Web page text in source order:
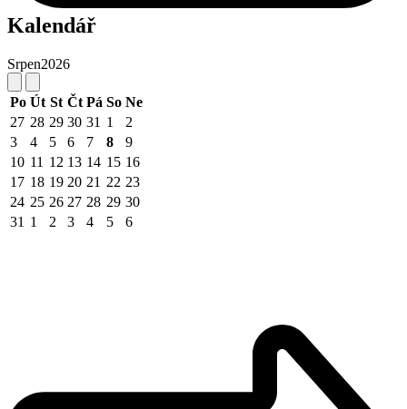
Kalendář
Srpen2026
Po Út St Čt Pá So Ne
27 28 29 30 31 1
2
3
4 5 6 7 8
9
10 11 12 13 14 15 16
17 18 19 20 21 22 23
24 25 26 27 28 29 30
31 1 2 3 4 5 6